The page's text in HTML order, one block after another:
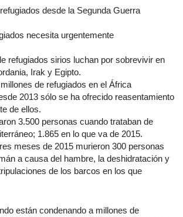
desde la Segunda Guerra
necesita urgentemente
refugiados sirios luchan por sobrevivir en
Irak y Egipto.
de refugiados en el África
2013 sólo se ha ofrecido reasentamiento
de ellos.
3.500 personas cuando trataban de
1.865 en lo que va de 2015.
meses de 2015 murieron 300 personas
a causa del hambre, la deshidratación y
de los barcos en los que
están condenando a millones de